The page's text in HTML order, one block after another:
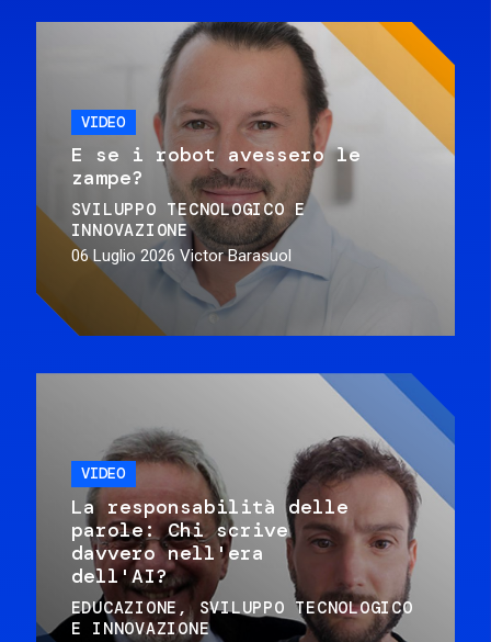
VIDEO
E se i robot avessero le
zampe?
SVILUPPO TECNOLOGICO E
INNOVAZIONE
06 Luglio 2026 Victor Barasuol
VIDEO
La responsabilità delle
parole: Chi scrive
davvero nell'era
dell'AI?
EDUCAZIONE
SVILUPPO TECNOLOGICO
E INNOVAZIONE